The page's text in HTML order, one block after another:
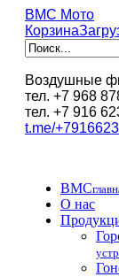
BMC Мото
Корзина
Воздушные
тел. +7 968
тел. +7 916
t.me/
BMC
О нас